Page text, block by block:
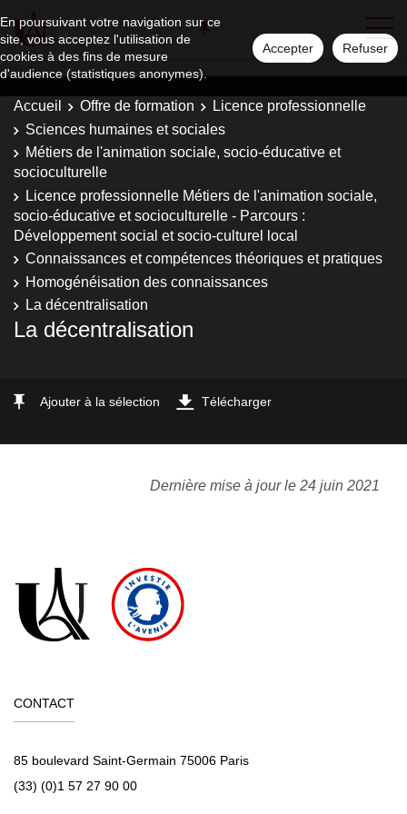
En poursuivant votre navigation sur ce
site, vous acceptez l'utilisation de
cookies à des fins de mesure
d'audience (statistiques anonymes).
Accepter Refuser
Accueil Offre de formation
Licence professionnelle
Sciences humaines et sociales
Métiers de l'animation sociale, socio-éducative et
socioculturelle
Licence professionnelle Métiers de l'animation sociale,
socio-éducative et socioculturelle - Parcours :
Développement social et socio-culturel local
Connaissances et compétences théoriques et pratiques
Homogénéisation des connaissances
La décentralisation
La décentralisation
Ajouter à la sélection Télécharger
Dernière mise à jour le 24 juin 2021
CONTACT
85 boulevard Saint-Germain 75006 Paris
(33) (0)1 57 27 90 00